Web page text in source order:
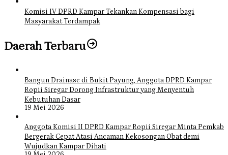
Komisi IV DPRD Kampar Tekankan Kompensasi bagi
Masyarakat Terdampak
Daerah Terbaru
Bangun Drainase di Bukit Payung, Anggota DPRD Kampar
Ropii Siregar Dorong Infrastruktur yang Menyentuh
Kebutuhan Dasar
19 Mei 2026
Anggota Komisi II DPRD Kampar Ropii Siregar Minta Pemkab
Bergerak Cepat Atasi Ancaman Kekosongan Obat demi
Wujudkan Kampar Dihati